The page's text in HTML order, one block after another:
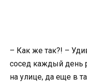
– Как же так?! –
сосед каждый день
на улице, да еще в